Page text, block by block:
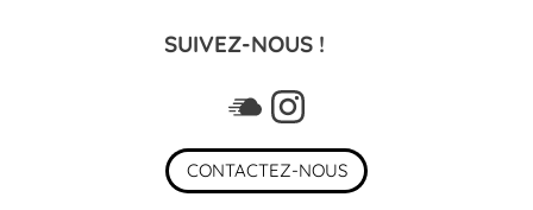
SUIVEZ-NOUS !
CONTACTEZ-NOUS